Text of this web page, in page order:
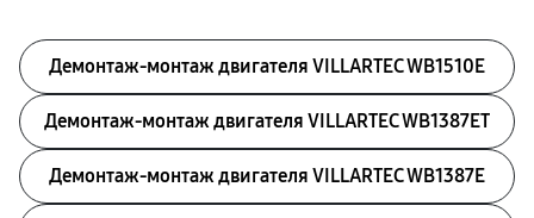
Демонтаж-монтаж двигателя VILLARTEC WB1510E
Демонтаж-монтаж двигателя VILLARTEC WB1387ET
Демонтаж-монтаж двигателя VILLARTEC WB1387E